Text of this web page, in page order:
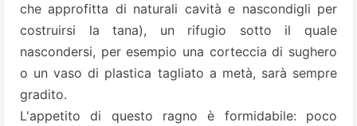
che approfitta di naturali cavità e nascondigli per
costruirsi la tana), un rifugio sotto il quale
nascondersi, per esempio una corteccia di sughero
o un vaso di plastica tagliato a metà, sarà sempre
gradito.
L'appetito di questo ragno è formidabile: poco